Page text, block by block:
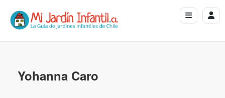
Yohanna Caro